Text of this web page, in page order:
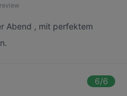
Abend , mit perfektem
6/6